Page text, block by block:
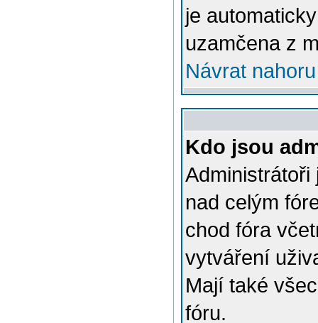
je
uzamčena z
Návrat nahoru
Kdo jsou
nad celým
chod fóra
vytváření
Mají také
fóru.